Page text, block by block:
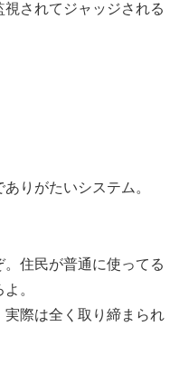
されてジャッジされる
りがたいシステム。
住民が普通に使ってる
。
際は全く取り締まられ